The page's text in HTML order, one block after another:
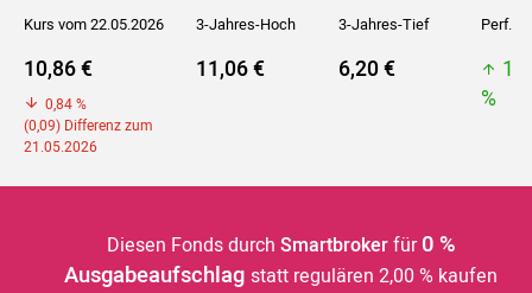
Kurs vom 22.05.2026 3-Jahres-Hoch 3-Jahres-Tief Perf. 5J
10,86 €
0,84 %
(0,09) Differenz zum
21.05.2026
11,06 € 6,20 €
%
Diesen Fonds durch Smartbrokerfür 0 %
Ausgabeaufschlagstatt regulären 2,00 % kaufen